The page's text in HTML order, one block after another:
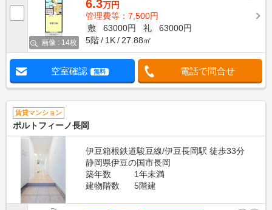
画像 : 14枚
6.3万円
管理費等：7,500円
敷
63000円 礼
63000円
5階
1K 27.88㎡
空室確認 無料 電話で問合せ
賃貸マンション
ポルトフィーノ長岡
伊豆箱根鉄道駿豆線/伊豆長岡駅 徒歩33分
静岡県伊豆の国市長岡
築年数
1年未満
建物階数
5階建